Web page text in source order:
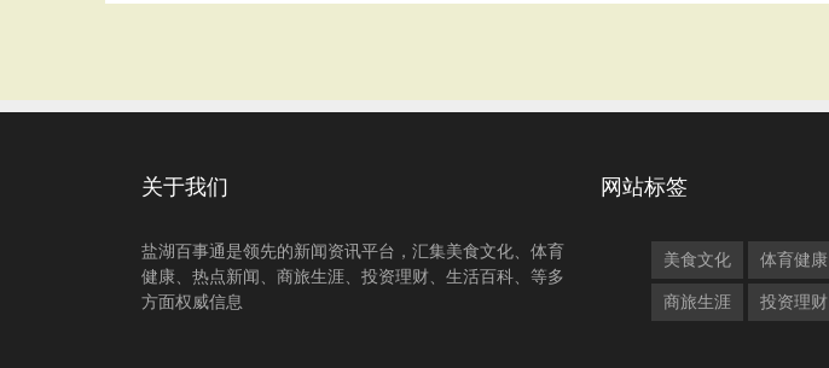
关于我们
盐湖百事通是领先的新闻资讯平台，汇集美食文化、体育
健康、热点新闻、商旅生涯、投资理财、生活百科、等多
方面权威信息
网站标签
美食文化 体育健康
商旅生涯 投资理财